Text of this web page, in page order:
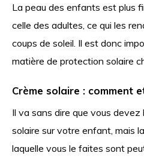
La peau des enfants est plus
celle des adultes, ce qui les
coups de soleil. Il est donc
matière de protection solaire
Crème solaire : comment
Il va sans dire que vous devez
solaire sur votre enfant, mais
laquelle vous le faites sont